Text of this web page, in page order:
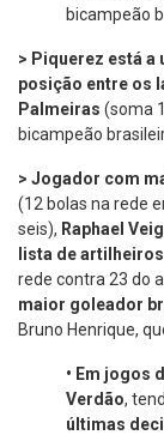
bicampeão
> Piquerez está a
posição entre os
Palmeiras (soma
bicampeão
> Jogador com
(12 bolas na rede
seis), Raphael
lista de
rede contra 23 do
maior goleador
Bruno Henrique,
• Em jogos
Verdão,
últimas